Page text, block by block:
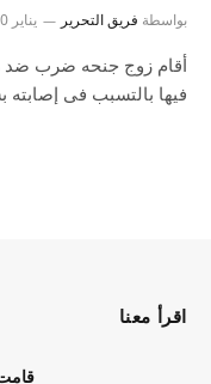
بواسطة فريق التحرير يناير 30, 2024
أقام زوج جنحه ضرب ضد
فيها بالتسبب فى
اقرأ معنا
قامت